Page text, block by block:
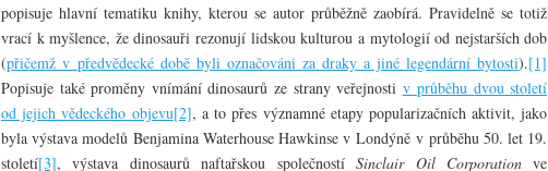
popisuje hlavní tematiku knihy, kterou se autor průběžně zaobírá. Pravidelně se totiž
vrací k myšlence, že dinosauři rezonují lidskou kulturou a mytologií od nejstarších dob
(přičemž v předvědecké době byli označováni za draky a jiné legendární bytosti).[1]
Popisuje také proměny vnímání dinosaurů ze strany veřejnosti v průběhu dvou století
od jejich vědeckého objevu[2], a to přes významné etapy popularizačních aktivit, jako
byla výstava modelů Benjamina Waterhouse Hawkinse v Londýně v průběhu 50. let 19.
století[3], výstava dinosaurů naftařskou společnostíSinclair Oil Corporation ve